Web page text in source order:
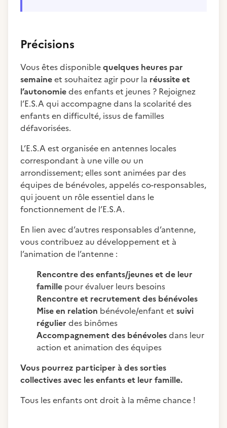
Précisions
Vous êtes disponiblequelques heures par
semaineet souhaitez agir pour la réussite et
l’autonomiedes enfants et jeunes ? Rejoignez
l’E.S.A qui accompagne dans la scolarité des
enfants en difficulté, issus de familles
défavorisées.
L’E.S.A est organisée en antennes locales
correspondant à une ville ou un
arrondissement; elles sont animées par des
équipes de bénévoles, appelés co-responsables,
qui jouent un rôle essentiel dans le
fonctionnement de l’E.S.A.
En lien avec d’autres responsables d’antenne,
vous contribuez au développement et à
l’animation de l’antenne :
Rencontre des enfants/jeunes et de leur
famille pour évaluer leurs besoins
Rencontre et recrutement des bénévoles
Mise en relation bénévole/enfant et suivi
régulier des binômes
Accompagnement des bénévolesdans leur
action et animation des équipes
Vous pourrez participer à des sorties
collectives avec les enfants et leur famille.
Tous les enfants ont droit à la même chance !